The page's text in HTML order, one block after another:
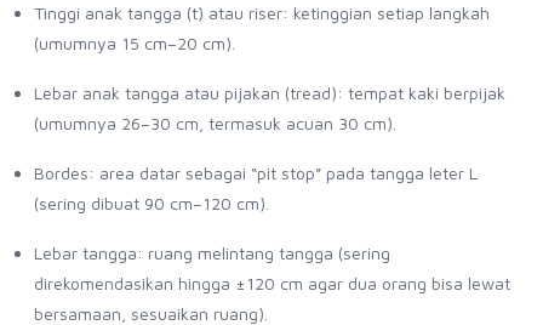
Tinggi anak tangga (t) atau riser: ketinggian setiap langkah
(umumnya 15 cm–20 cm).
Lebar anak tangga atau pijakan (tread): tempat kaki berpijak
(umumnya 26–30 cm, termasuk acuan 30 cm).
Bordes: area datar sebagai “pit stop” pada tangga leter L
(sering dibuat 90 cm–120 cm).
Lebar tangga: ruang melintang tangga (sering
direkomendasikan hingga ±120 cm agar dua orang bisa lewat
bersamaan, sesuaikan ruang).